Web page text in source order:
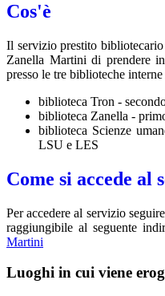
Cos'è
Il servizio prestito
Zanella Martini di prendere
presso le tre biblioteche
biblioteca Tron -
biblioteca Zanella -
biblioteca Scienze
LSU e LES
Come si accede al
Per accedere al servizio
raggiungibile al seguente
Martini
Luoghi in cui viene